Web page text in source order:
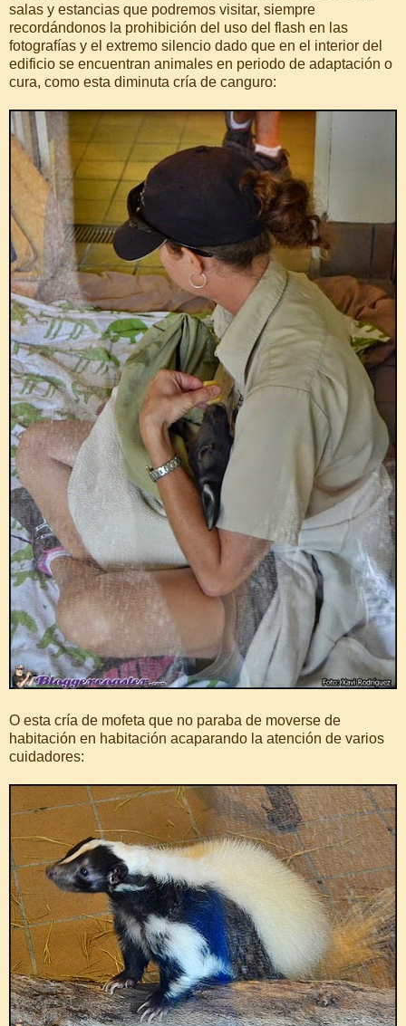
salas y estancias que podremos visitar, siempre
recordándonos la prohibición del uso del flash en las
fotografías y el extremo silencio dado que en el interior del
edificio se encuentran animales en periodo de adaptación o
cura, como esta diminuta cría de canguro:
O esta cría de mofeta que no paraba de moverse de
habitación en habitación acaparando la atención de varios
cuidadores: